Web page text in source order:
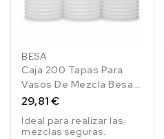
BESA
Caja 200 Tapas Para
Vasos De Mezcla Besa
385 Ml
29,81 €
Ideal para realizar las
mezclas seguras.